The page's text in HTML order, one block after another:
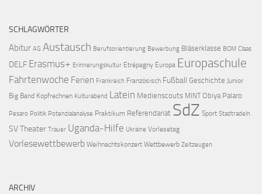
SCHLAGWÖRTER
Abitur AG Austausch Berufsorientierung Bewerbung Bläserklasse BOM Claas
DELF Erasmus+ Erinnerungskultur Etrépagny Europa Europaschule
Fahrtenwoche Ferien Frankreich Französisch Fußball Geschichte Junior
Big Band Kopfrechnen Kulturabend Latein Medienscouts MINT Obiya Palaro
Pesaro Politik Potenzialanalyse Praktikum Referendariat SdZ Sport Stadtradeln
SVTheater Trauer Uganda-Hilfe Ukraine Vorlesetag
Vorlesewettbewerb Weihnachtskonzert Wettbewerb Zeitzeugen
ARCHIV